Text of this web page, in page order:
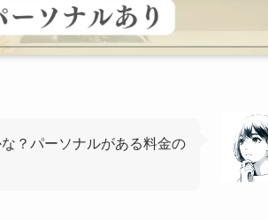
？パーソナルがある料金の